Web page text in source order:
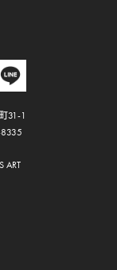
31-1
ART